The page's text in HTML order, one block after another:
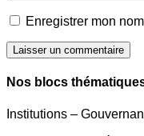
Enregistrer mon
Laisser un commentaire
Nos blocs
Institutions –